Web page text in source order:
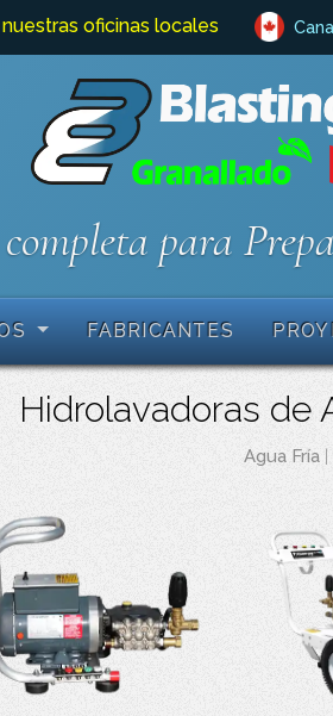
oficinas locales
para
FABRICANTES
Hidrolavadoras de
Agua Fría|